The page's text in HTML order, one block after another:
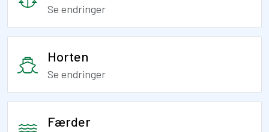
Se endringer
Horten
Se endringer
Færder